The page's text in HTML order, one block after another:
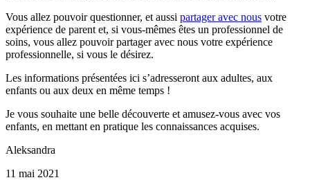
Vous allez pouvoir questionner, et aussi partager avec nous votre
expérience de parent et, si vous-mêmes êtes un professionnel de
soins, vous allez pouvoir partager avec nous votre expérience
professionnelle, si vous le désirez.
Les informations présentées ici s’adresseront aux adultes, aux
enfants ou aux deux en même temps !
Je vous souhaite une belle découverte et amusez-vous avec vos
enfants, en mettant en pratique les connaissances acquises.
Aleksandra
11 mai 2021